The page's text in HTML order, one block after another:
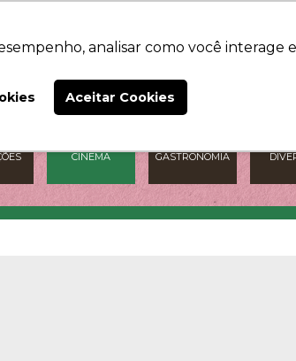
analisar como você interage
Aceitar Cookies
CINEMA GASTRONOMIA